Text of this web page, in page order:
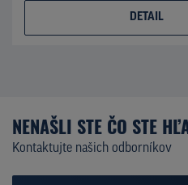
DETAIL
NENAŠLI STE ČO STE
Kontaktujte našich odborníkov